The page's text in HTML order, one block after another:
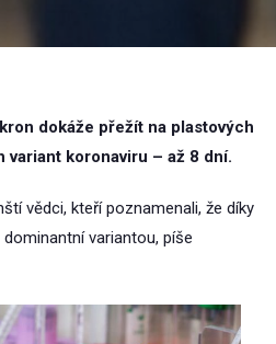
dokáže přežít na plastových
koronaviru – až 8 dní.
vědci, kteří poznamenali, že díky
variantou, píše